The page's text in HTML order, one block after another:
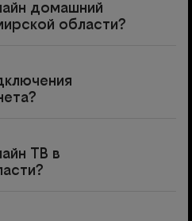
домашний
области?
ТВ в